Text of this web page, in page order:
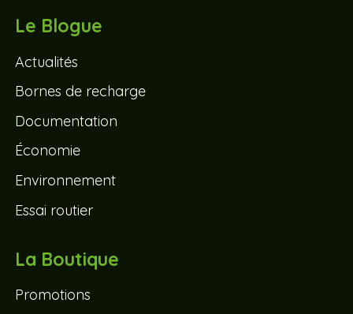
Le Blogue
Actualités
Bornes de recharge
Documentation
Économie
Environnement
Essai routier
La Boutique
Promotions